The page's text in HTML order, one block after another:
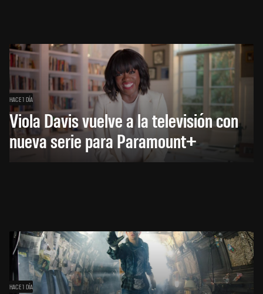
HACE 1 DÍA
Viola Davis vuelve a la televisión con
nueva serie para Paramount+
HACE 1 DÍA